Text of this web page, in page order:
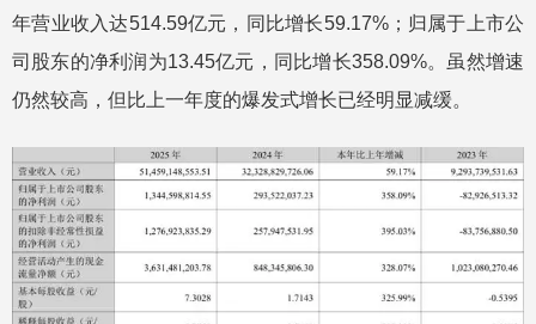
年营业收入达514.59亿元，同比增长59.17%；归属于上市公
司股东的净利润为13.45亿元，同比增长358.09%。虽然增速
仍然较高，但比上一年度的爆发式增长已经明显减缓。